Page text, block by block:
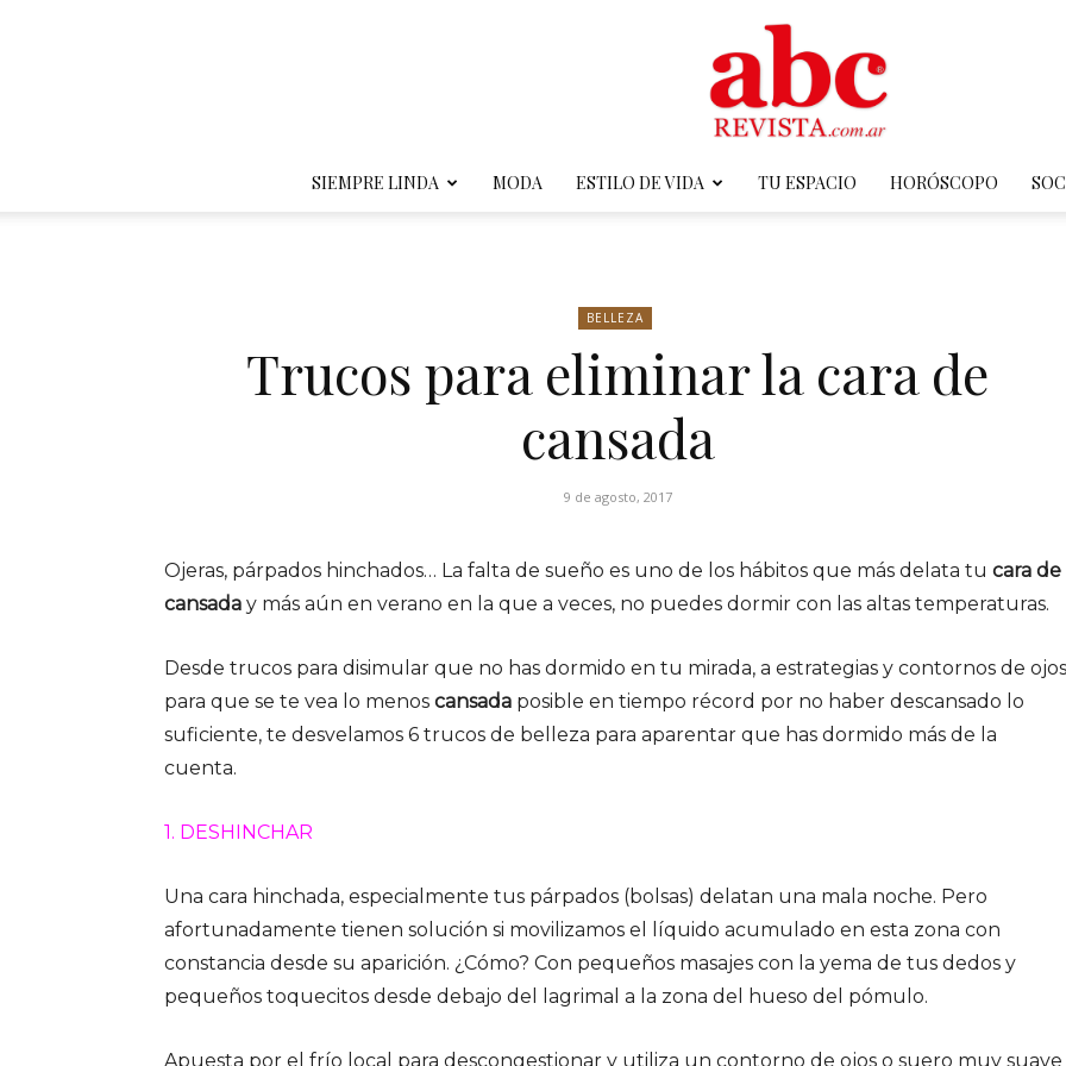
Revista
SIEMPRE LINDA MODA ESTILO DE VIDA TU ESPACIO HORÓSCOPO
BELLEZA
Trucos para eliminar la cara de
cansada
9 de agosto, 2017
Ojeras, párpados hinchados… La falta de sueño es uno de los hábitos que más delata tu cara de
cansada y más aún en verano en la que a veces, no puedes dormir con las altas temperaturas.
Desde trucos para disimular que no has dormido en tu mirada, a estrategias y contornos de ojos
para que se te vea lo menos cansada posible en tiempo récord por no haber descansado lo
suficiente, te desvelamos 6 trucos de belleza para aparentar que has dormido más de la
cuenta.
1. DESHINCHAR
Una cara hinchada, especialmente tus párpados (bolsas) delatan una mala noche. Pero
afortunadamente tienen solución si movilizamos el líquido acumulado en esta zona con
constancia desde su aparición. ¿Cómo? Con pequeños masajes con la yema de tus dedos y
pequeños toquecitos desde debajo del lagrimal a la zona del hueso del pómulo.
Apuesta por el frío local para descongestionar y utiliza un contorno de ojos o suero muy suave